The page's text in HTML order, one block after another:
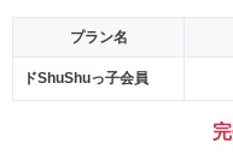
プラン名
ドShuShuっ子会員